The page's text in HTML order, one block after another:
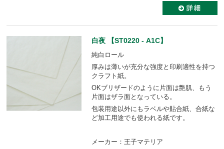
白夜 【ST0220 - A1C】
純白ロール
厚みは薄いが充分な強度と印刷適性を持つ
クラフト紙。
OKブリザードのように片面は艶肌、もう
片面はザラ面となっている。
包装用途以外にもラベルや貼合紙、合紙な
ど加工用途でも使われる紙です。
メーカー：王子マテリア